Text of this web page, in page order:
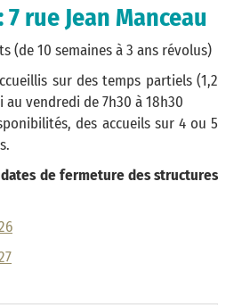
7 rue Jean Manceau
(de 10 semaines à 3 ans révolus)
sur des temps partiels (1,2
vendredi de 7h30 à 18h30
des accueils sur 4 ou 5
de fermeture des structures